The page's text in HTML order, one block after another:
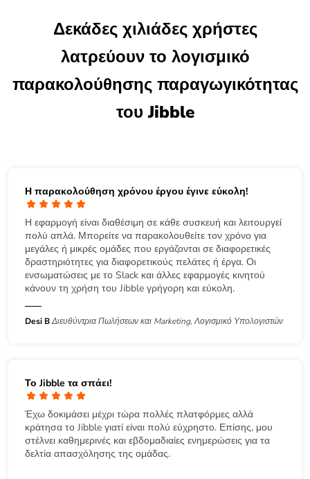
Δεκάδες χιλιάδες χρήστες
λατρεύουν το λογισμικό
παρακολούθησης παραγωγικότητας
του Jibble
Η παρακολούθηση χρόνου έργου έγινε εύκολη!
Η εφαρμογή είναι διαθέσιμη σε κάθε συσκευή και λειτουργεί
πολύ απλά. Μπορείτε να παρακολουθείτε τον χρόνο για
μεγάλες ή μικρές ομάδες που εργάζονται σε διαφορετικές
δραστηριότητες για διαφορετικούς πελάτες ή έργα. Οι
ενσωματώσεις με το Slack και άλλες εφαρμογές κινητού
κάνουν τη χρήση του Jibble γρήγορη και εύκολη.
Desi BΔιευθύντρια Πωλήσεων και Marketing, Λογισμικό Υπολογιστών
Το Jibble τα σπάει!
Έχω δοκιμάσει μέχρι τώρα πολλές πλατφόρμες αλλά
κράτησα το Jibble γιατί είναι πολύ εύχρηστο. Επίσης, μου
στέλνει καθημερινές και εβδομαδιαίες ενημερώσεις για τα
δελτία απασχόλησης της ομάδας.